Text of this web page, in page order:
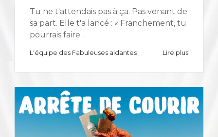
Tu ne t'attendais pas à ça. Pas venant de
sa part. Elle t'a lancé : « Franchement, tu
pourrais faire…
L'équipe des Fabuleuses aidantes Lire plus